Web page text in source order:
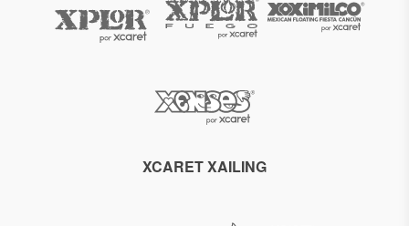
XCARET XAILING